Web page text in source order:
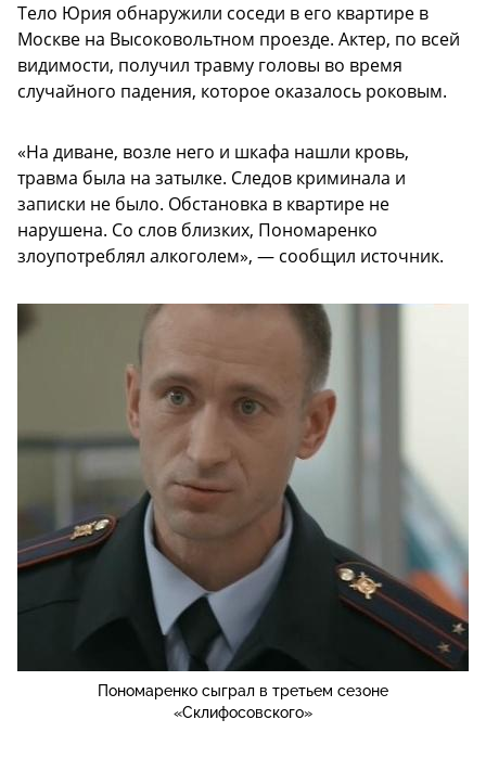
Тело Юрия обнаружили соседи в его квартире в
Москве на Высоковольтном проезде. Актер, по всей
видимости, получил травму головы во время
случайного падения, которое оказалось роковым.
«На диване, возле него и шкафа нашли кровь,
травма была на затылке. Следов криминала и
записки не было. Обстановка в квартире не
нарушена. Со слов близких, Пономаренко
злоупотреблял алкоголем», — сообщил источник.
Пономаренко сыграл в третьем сезоне
«Склифосовского»